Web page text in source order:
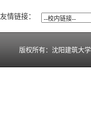
友情链接：
版权所有：沈阳建筑大